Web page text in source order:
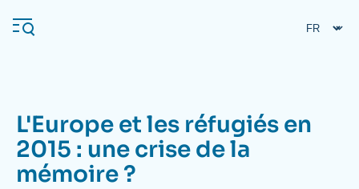
au
contenu
Navigation
principale
L'Ifri
L'Europe et les réfugiés en
2015 : une crise de la
mémoire ?